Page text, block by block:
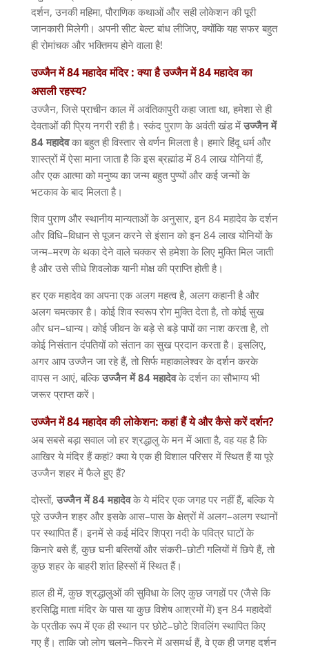
दर्शन, उनकी महिमा, पौराणिक कथाओं और सही लोकेशन की पूरी
जानकारी मिलेगी। अपनी सीट बेल्ट बांध लीजिए, क्योंकि यह सफर बहुत
ही रोमांचक और भक्तिमय होने वाला है!
उज्जैन में 84 महादेव मंदिर :क्याहैउज्जैनमें84महादेवका
असलीरहस्य?
उज्जैन, जिसे प्राचीन काल में अवंतिकापुरी कहा जाता था, हमेशा से ही
देवताओं की प्रिय नगरी रही है। स्कंद पुराण के अवंती खंड में उज्जैन में
84 महादेवका बहुत ही विस्तार से वर्णन मिलता है। हमारे हिंदू धर्म और
शास्त्रों में ऐसा माना जाता है कि इस ब्रह्मांड में84 लाख योनियां हैं,
और एक आत्मा को मनुष्य का जन्म बहुत पुण्यों और कई जन्मों के
भटकाव के बाद मिलता है।
शिव पुराण और स्थानीय मान्यताओं के अनुसार, इन84 महादेव के दर्शन
और विधि–विधान से पूजन करने से इंसान को इन84 लाख योनियों के
जन्म–मरण के थका देने वाले चक्कर से हमेशा के लिए मुक्ति मिल जाती
है और उसे सीधे शिवलोक यानी मोक्ष की प्राप्ति होती है।
हर एक महादेव का अपना एक अलग महत्व है, अलग कहानी है और
अलग चमत्कार है। कोई शिव स्वरूप रोग मुक्ति देता है, तो कोई सुख
और धन–धान्य। कोई जीवन के बड़े से बड़े पापों का नाश करता है, तो
कोई निसंतान दंपतियों को संतान का सुख प्रदान करता है। इसलिए,
अगर आप उज्जैन जा रहे हैं, तो सिर्फ महाकालेश्वर के दर्शन करके
वापस न आएं, बल्किउज्जैन में84 महादेवके दर्शन का सौभाग्य भी
जरूर प्राप्त करें।
उज्जैनमें84महादेवकीलोकेशन:कहांहैंयेऔरकैसेकरेंदर्शन?
अब सबसे बड़ा सवाल जो हर श्रद्धालु के मन में आता है, वह यह है कि
आखिर ये मंदिर हैं कहां? क्या ये एक ही विशाल परिसर में स्थित हैं या पूरे
उज्जैन शहर में फैले हुए हैं?
दोस्तों, उज्जैन में84 महादेवके ये मंदिर एक जगह पर नहीं हैं, बल्कि ये
पूरे उज्जैन शहर और इसके आस–पास के क्षेत्रों में अलग–अलग स्थानों
पर स्थापित हैं। इनमें से कई मंदिर शिप्रा नदी के पवित्र घाटों के
किनारे बसे हैं, कुछ घनी बस्तियों और संकरी–छोटी गलियों में छिपे हैं, तो
कुछ शहर के बाहरी शांत हिस्सों में स्थित हैं।
हाल ही में, कुछ श्रद्धालुओं की सुविधा के लिए कुछ जगहों पर(जैसे कि
हरसिद्धि माता मंदिर के पास या कुछ विशेष आश्रमों में) इन84 महादेवों
के प्रतीक रूप में एक ही स्थान पर छोटे–छोटे शिवलिंग स्थापित किए
गए हैं। ताकि जो लोग चलने–फिरने में असमर्थ हैं, वे एक ही जगह दर्शन